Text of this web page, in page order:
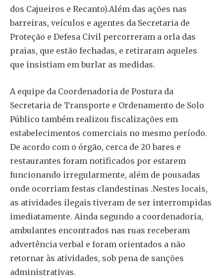
dos Cajueiros e Recanto).Além das ações nas
barreiras, veículos e agentes da Secretaria de
Proteção e Defesa Civil percorreram a orla das
praias, que estão fechadas, e retiraram aqueles
que insistiam em burlar as medidas.
A equipe da Coordenadoria de Postura da
Secretaria de Transporte e Ordenamento de Solo
Público também realizou fiscalizações em
estabelecimentos comerciais no mesmo período.
De acordo com o órgão, cerca de 20 bares e
restaurantes foram notificados por estarem
funcionando irregularmente, além de pousadas
onde ocorriam festas clandestinas .Nestes locais,
as atividades ilegais tiveram de ser interrompidas
imediatamente. Ainda segundo a coordenadoria,
ambulantes encontrados nas ruas receberam
advertência verbal e foram orientados a não
retornar às atividades, sob pena de sanções
administrativas.